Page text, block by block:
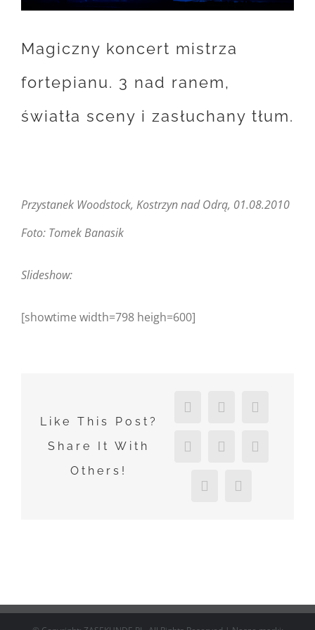
Magiczny koncert mistrza
fortepianu. 3 nad ranem,
światła sceny i zasłuchany tłum.
Przystanek Woodstock, Kostrzyn nad Odrą, 01.08.2010
Foto: Tomek Banasik
Slideshow:
[showtime width=798 heigh=600]
Like This Post?
Share It With
Others!
Facebook
LinkedInTumblr